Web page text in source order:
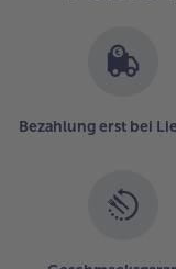
Bezahlung erst bei